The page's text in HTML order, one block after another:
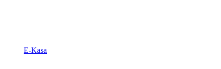
E-Kasa